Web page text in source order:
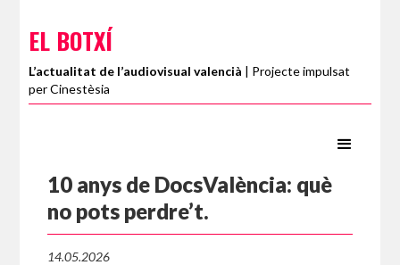
EL BOTXÍ
L’actualitat de l’audiovisual valencià | Projecte impulsat
per Cinestèsia
10 anys de DocsValència: què
no pots perdre’t.
14.05.2026